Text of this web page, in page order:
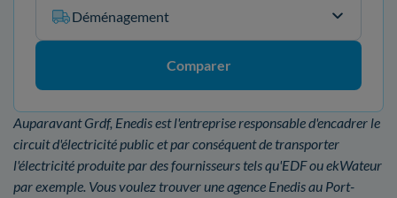
Déménagement
Comparer
Auparavant Grdf, Enedis est l'entreprise responsable d'encadrer le
circuit d'électricité public et par conséquent de transporter
l'électricité produite par des fournisseurs tels qu'EDF ou ekWateur
par exemple. Vous voulez trouver une agence Enedis au Port-